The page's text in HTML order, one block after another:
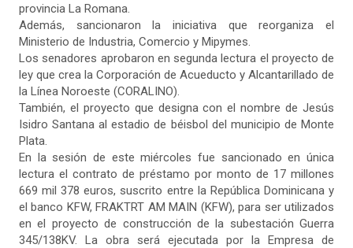
provincia La Romana.
Además, sancionaron la iniciativa que reorganiza el
Ministerio de Industria, Comercio y Mipymes.
Los senadores aprobaron en segunda lectura el proyecto de
ley que crea la Corporación de Acueducto y Alcantarillado de
la Línea Noroeste (CORALINO).
También, el proyecto que designa con el nombre de Jesús
Isidro Santana al estadio de béisbol del municipio de Monte
Plata.
En la sesión de este miércoles fue sancionado en única
lectura el contrato de préstamo por monto de 17 millones
669 mil 378 euros, suscrito entre la República Dominicana y
el banco KFW, FRAKTRT AM MAIN (KFW), para ser utilizados
en el proyecto de construcción de la subestación Guerra
345/138KV. La obra será ejecutada por la Empresa de